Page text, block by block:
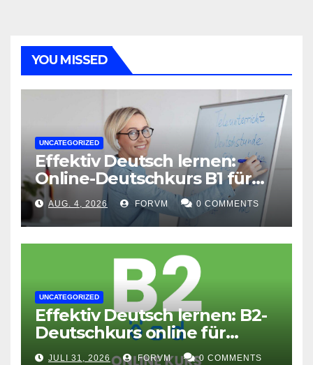
YOU MISSED
UNCATEGORIZED
Effektiv Deutsch lernen:
Online-Deutschkurs B1 für
flexible Lernerfolge
AUG. 4, 2026 FORVM 0 COMMENTS
UNCATEGORIZED
Effektiv Deutsch lernen: B2-
Deutschkurs online für
Fortgeschrittene
JULI 31, 2026 FORVM 0 COMMENTS